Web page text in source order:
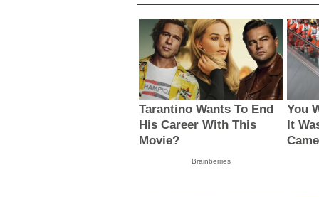
Tarantino Wants To End
His Career With This
Movie?
Brainberries
You
It